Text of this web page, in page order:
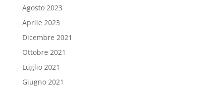
Agosto 2023
Aprile 2023
Dicembre 2021
Ottobre 2021
Luglio 2021
Giugno 2021